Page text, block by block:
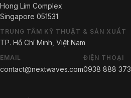
Hong Lim Complex
Singapore 051531
TRUNG TÂM KỸ THUẬT & SẢN XUẤT
TP. Hồ Chí Minh, Việt Nam
EMAIL
contact@nextwaves.com
ĐIỆN THOẠI
0938 888 373